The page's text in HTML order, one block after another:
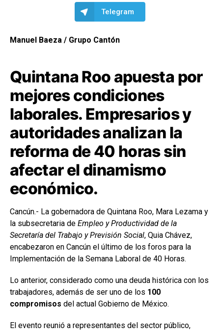
Telegram
Manuel Baeza / Grupo Cantón
Quintana Roo apuesta por
mejores condiciones
laborales. Empresarios y
autoridades analizan la
reforma de 40 horas sin
afectar el dinamismo
económico.
Cancún.- La gobernadora de Quintana Roo, Mara Lezama y
la subsecretaria de Empleo y Productividad de la
Secretaría del Trabajo y Previsión Social, Quia Chávez,
encabezaron en Cancún el último de los foros para la
Implementación de la Semana Laboral de 40 Horas.
Lo anterior, considerado como una deuda histórica con los
trabajadores, además de ser uno de los 100
compromisos del actual Gobierno de México.
El evento reunió a representantes del sector público,